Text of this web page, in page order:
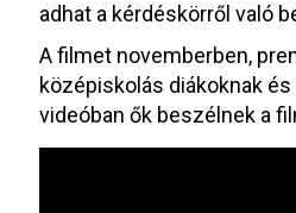
adhat a kérdéskörről való
A filmet novemberben,
középiskolás diákoknak
videóban ők beszélnek a